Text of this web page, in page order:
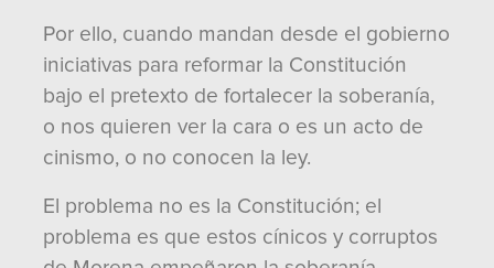
Por ello, cuando mandan desde el gobierno
iniciativas para reformar la Constitución
bajo el pretexto de fortalecer la soberanía,
o nos quieren ver la cara o es un acto de
cinismo, o no conocen la ley.
El problema no es la Constitución; el
problema es que estos cínicos y corruptos